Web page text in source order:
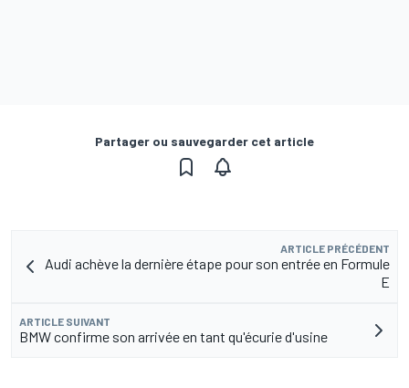
Partager ou sauvegarder cet article
ARTICLE PRÉCÉDENT
Audi achève la dernière étape pour son entrée en Formule
E
ARTICLE SUIVANT
BMW confirme son arrivée en tant qu'écurie d'usine